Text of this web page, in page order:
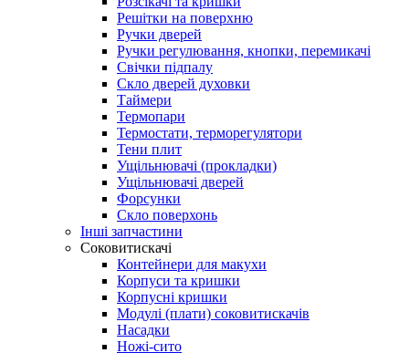
Решітки на поверхню
Ручки дверей
Ручки регулювання, кнопки, перемикачі
Свічки підпалу
Скло дверей духовки
Таймери
Термопари
Термостати, терморегулятори
Тени плит
Ущільнювачі (прокладки)
Ущільнювачі дверей
Форсунки
Скло поверхонь
Інші запчастини
Соковитискачі
Контейнери для макухи
Корпуси та кришки
Корпусні кришки
Модулі (плати) соковитискачів
Насадки
Ножі-сито